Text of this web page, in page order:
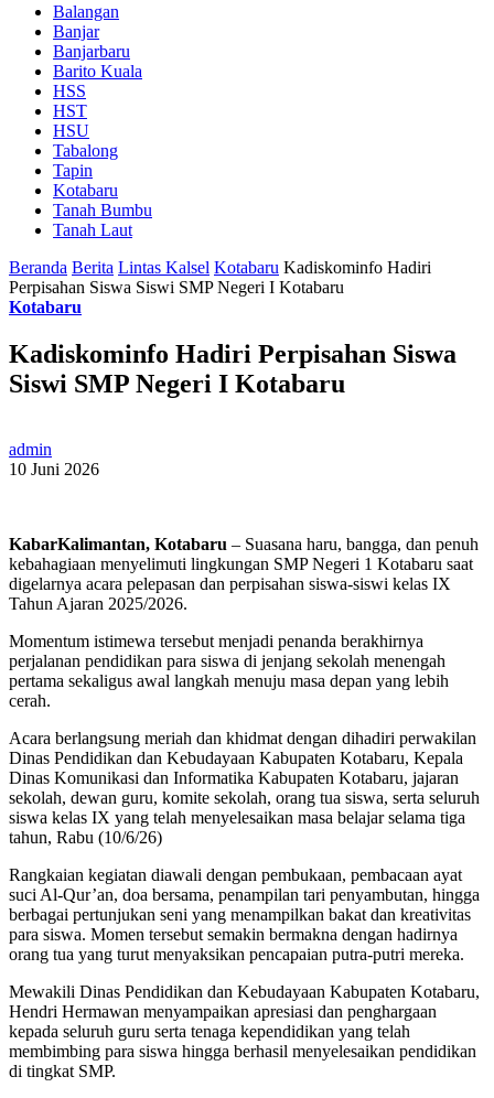
Balangan
Banjar
Banjarbaru
Barito Kuala
HSS
HST
HSU
Tabalong
Tapin
Kotabaru
Tanah Bumbu
Tanah Laut
Beranda Berita Lintas Kalsel Kotabaru Kadiskominfo Hadiri
Perpisahan Siswa Siswi SMP Negeri I Kotabaru
Kotabaru
Kadiskominfo Hadiri Perpisahan Siswa
Siswi SMP Negeri I Kotabaru
admin
10 Juni 2026
KabarKalimantan, Kotabaru – Suasana haru, bangga, dan penuh
kebahagiaan menyelimuti lingkungan SMP Negeri 1 Kotabaru saat
digelarnya acara pelepasan dan perpisahan siswa-siswi kelas IX
Tahun Ajaran 2025/2026.
Momentum istimewa tersebut menjadi penanda berakhirnya
perjalanan pendidikan para siswa di jenjang sekolah menengah
pertama sekaligus awal langkah menuju masa depan yang lebih
cerah.
Acara berlangsung meriah dan khidmat dengan dihadiri perwakilan
Dinas Pendidikan dan Kebudayaan Kabupaten Kotabaru, Kepala
Dinas Komunikasi dan Informatika Kabupaten Kotabaru, jajaran
sekolah, dewan guru, komite sekolah, orang tua siswa, serta seluruh
siswa kelas IX yang telah menyelesaikan masa belajar selama tiga
tahun, Rabu (10/6/26)
Rangkaian kegiatan diawali dengan pembukaan, pembacaan ayat
suci Al-Qur’an, doa bersama, penampilan tari penyambutan, hingga
berbagai pertunjukan seni yang menampilkan bakat dan kreativitas
para siswa. Momen tersebut semakin bermakna dengan hadirnya
orang tua yang turut menyaksikan pencapaian putra-putri mereka.
Mewakili Dinas Pendidikan dan Kebudayaan Kabupaten Kotabaru,
Hendri Hermawan menyampaikan apresiasi dan penghargaan
kepada seluruh guru serta tenaga kependidikan yang telah
membimbing para siswa hingga berhasil menyelesaikan pendidikan
di tingkat SMP.